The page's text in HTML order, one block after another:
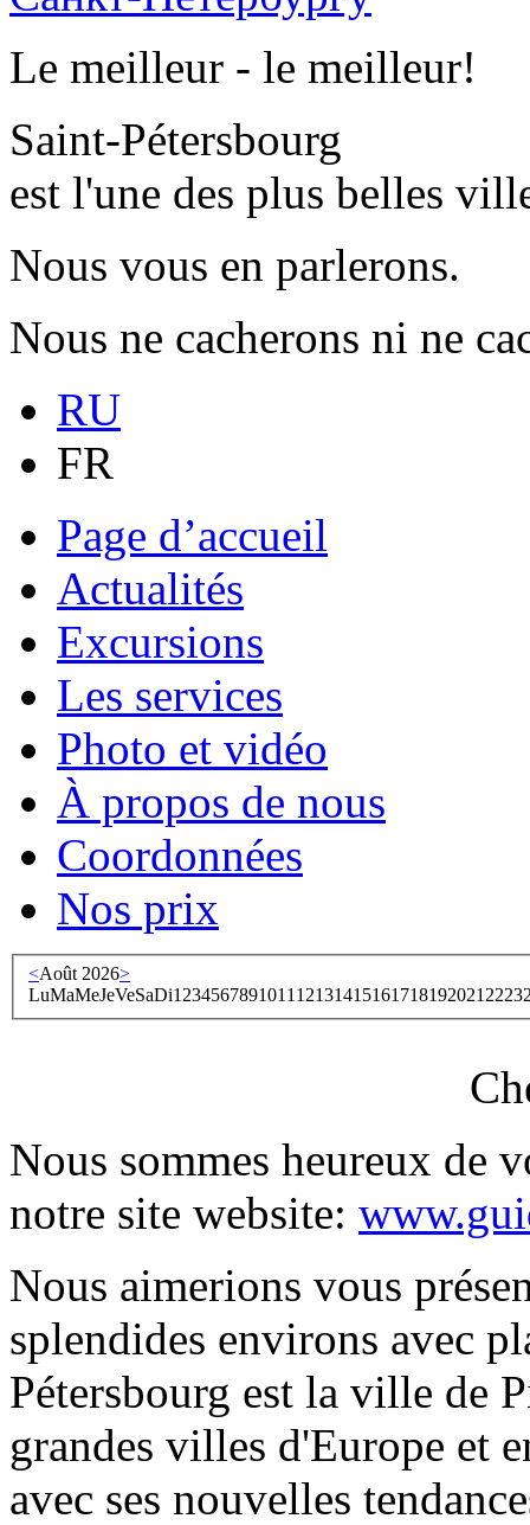
Le meilleur - le meilleur!
Saint-Pétersbourg
est l'une des plus belles
Nous vous en parlerons.
Nous ne cacherons ni ne
RU
FR
Page d’accueil
Actualités
Excursions
Les services
Photo et vidéo
À propos de nous
Coordonnées
Nos prix
<Août 2026>
LuMaMeJeVeSaDi1 234567891011 12131415161718192021 2223
Nous sommes heureux de
notre site website:
Nous aimerions vous
splendides environs avec
Pétersbourg est la ville de
grandes villes d'Europe et
avec ses nouvelles